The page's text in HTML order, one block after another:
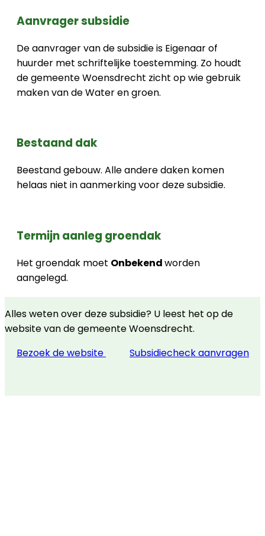
Aanvrager subsidie
De aanvrager van de subsidie is Eigenaar of
huurder met schriftelijke toestemming. Zo houdt
de gemeente Woensdrecht zicht op wie gebruik
maken van de Water en groen.
Bestaand dak
Beestand gebouw. Alle andere daken komen
helaas niet in aanmerking voor deze subsidie.
Termijn aanleg groendak
Het groendak moet Onbekendworden
aangelegd.
Alles weten over deze subsidie? U leest het op de
website van de gemeente Woensdrecht.
Bezoek de website
Subsidiecheck aanvragen